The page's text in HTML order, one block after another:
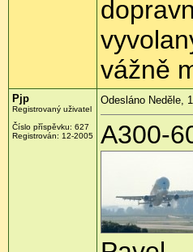
vážně
Pjp
Registrovaný uživatel
Číslo příspěvku: 627
Registrován: 12-2005
Odesláno Neděle,
A300-